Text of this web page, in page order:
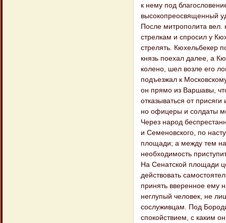
к нему под
высокопреосвященный
После митрополита вел.
стрелкам и спросил у
стрелять. Кюхельбекер
князь поехал далее, а
колено, шел возле его
подъезжал к
он прямо из Варшавы,
отказываться от
но офицеры и солдаты
Через народ
и Семеновского, по
площади; а между тем
необходимость
На Сенатской площади
действовать
принять вверенное ему
неглупый человек, не
сослуживцам. Под
спокойствием, с каким